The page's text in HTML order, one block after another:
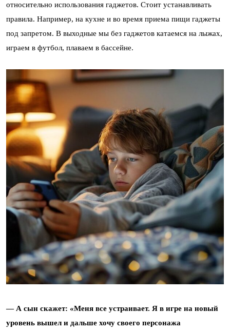
относительно использования гаджетов. Стоит устанавливать
правила. Например, на кухне и во время приема пищи гаджеты
под запретом. В выходные мы без гаджетов катаемся на лыжах,
играем в футбол, плаваем в бассейне.
— А сын скажет: «Меня все устраивает. Я в игре на новый
уровень вышел и дальше хочу своего персонажа